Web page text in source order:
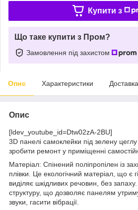
Купити з
Що таке купити з Пром?
Замовлення під захистом
Опис Характеристики Доставка
Опис
[ldev_youtube_id=Dtw02zA-2BU]
3D панелі самоклейки під зелену
зробити ремонт у приміщенні
Матеріал: Спінений поліпропілен із
плівки. Це екологічний матеріал, що є
виділяє шкідливих речовин, без
структуру, що дозволяє панелям
звуки, гасити вібрації.